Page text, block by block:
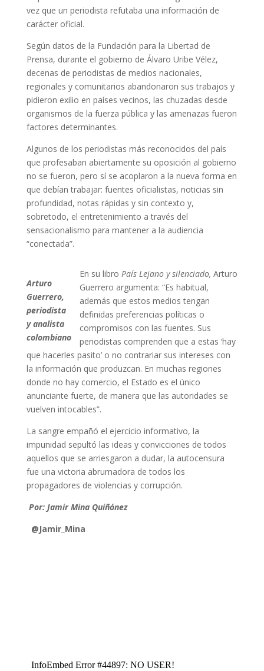
vez que un periodista refutaba una información de
carácter oficial.
Según datos de la Fundación para la Libertad de
Prensa, durante el gobierno de Álvaro Uribe Vélez,
decenas de periodistas de medios nacionales,
regionales y comunitarios abandonaron sus trabajos y
pidieron exilio en países vecinos, las chuzadas desde
organismos de la fuerza pública y las amenazas fueron
factores determinantes.
Algunos de los periodistas más reconocidos del país
que profesaban abiertamente su oposición al gobierno
no se fueron, pero sí se acoplaron a la nueva forma en
que debían trabajar: fuentes oficialistas, noticias sin
profundidad, notas rápidas y sin contexto y,
sobretodo, el entretenimiento a través del
sensacionalismo para mantener a la audiencia
“conectada”.
Arturo
Guerrero,
periodista
y analista
colombiano
En su libro País Lejano y silenciado, Arturo
Guerrero argumenta: “Es habitual,
además que estos medios tengan
definidas preferencias políticas o
compromisos con las fuentes. Sus
periodistas comprenden que a estas ‘hay
que hacerles pasito’ o no contrariar sus intereses con
la información que produzcan. En muchas regiones
donde no hay comercio, el Estado es el único
anunciante fuerte, de manera que las autoridades se
vuelven intocables”.
La sangre empañó el ejercicio informativo, la
impunidad sepultó las ideas y convicciones de todos
aquellos que se arriesgaron a dudar, la autocensura
fue una victoria abrumadora de todos los
propagadores de violencias y corrupción.
Por: Jamir Mina Quiñónez
@Jamir_Mina